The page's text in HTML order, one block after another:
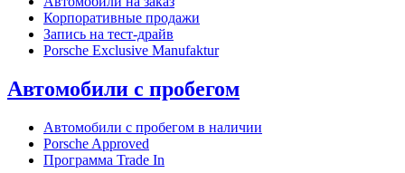
Корпоративные продажи
Запись на тест-драйв
Porsche Exclusive Manufaktur
Автомобили с пробегом
Автомобили с пробегом в наличии
Porsche Approved
Программа Trade In